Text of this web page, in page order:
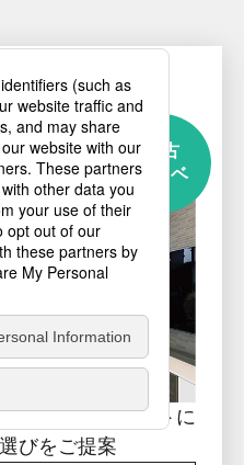
をご検討の方へ
ン会社紹介サービス
ッチ
中古
リノベ
ーションがセットに
びをご提案